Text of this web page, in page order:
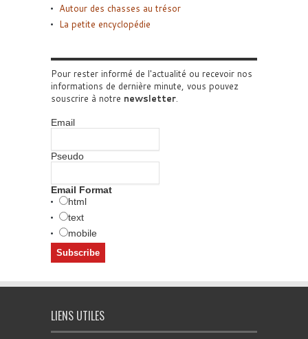
Autour des chasses au trésor
La petite encyclopédie
Pour rester informé de l'actualité ou recevoir nos
informations de dernière minute, vous pouvez
souscrire à notre newsletter.
Email
Pseudo
Email Format
html
text
mobile
LIENS UTILES